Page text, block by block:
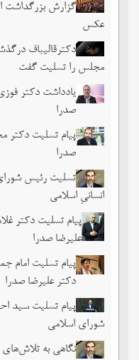
گزارش بزرگداشت
عکس
دکترقالیباف
مجلس را تسلیت گفت
یادداشت دکتر
صدرا
پیام تسلیت دکتر
صدرا
تسلیت رئیس
انسانیِ اسلامی
پیام تسلیت دکتر
علیرضا صدرا
پیام تسلیت امام
دکتر علیرضا صدرا
پیام تسلیت سید
شورای اسلامی
نگاهی به